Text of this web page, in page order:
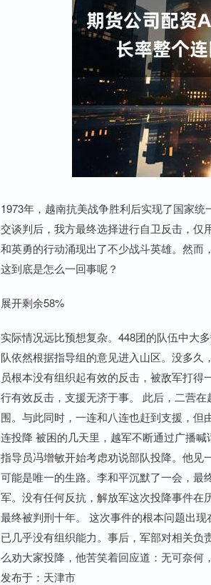
1973年，越南抗美战争胜利后实现了国家
交谈判后，我方最终选择进行自卫反击，
和英勇的行动涌现出了不少战斗英雄。然而
这到底是怎么一回事呢？
展开剩余58%
实际情况远比预想复杂。448团的队伍中大
队依然根据指导组的意见进入山区。没多久
员根本没有组织起有效的反击，被敌军打
行有效反击，支援无济于事。 此后，二营
围。与此同时，一连和八连也赶到支援，
连投降 被困的几天里，越军不断通过广播
指导员冯增敏开始考虑劝说部队投降。他见
可能是唯一的生路。李和平沉默了一会，最
军。没有任何反抗，解放军这次投降事件在
最终被判刑十年。 这次事件的根本问题出
已几乎没有组织能力。事后，军部对相关
么劝大家投降，他苦笑着回应道：无可奈何
发布于：天津市